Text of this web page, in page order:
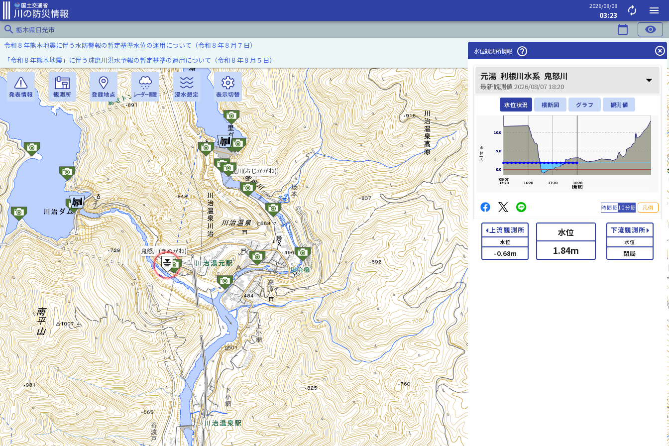
2026/08/08
03:23 autorenew
menu
search 栃木県日光市 calendar_today visibility
鬼怒川(きぬがわ)
男鹿川(おじかがわ)
令和８年熊本地震に伴う水防警報の暫定基準水位の運用について（令和８年８月７日）
「令和８年熊本地震」に伴う球磨川洪水予報の暫定基準の運用について（令和８年８月５日）
水位観測所情報 help_outline highlight_off
元湯 利根川水系 鬼怒川
最新観測値 2026/08/07 18:20 arrow_drop_down
水位状況 横断図 グラフ 観測値
0.0
5.0
10.0
水位[m]
0.0
5.0
10.0
18:20
[最新]
17:20
16:20
08/07
15:20
時間毎10分毎 凡例
arrow_left上流観測所
水位
-0.68m
水位
1.84m
下流観測所arrow_right
水位
閉局